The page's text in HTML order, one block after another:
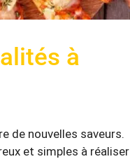
à
de nouvelles saveurs.
et simples à réaliser